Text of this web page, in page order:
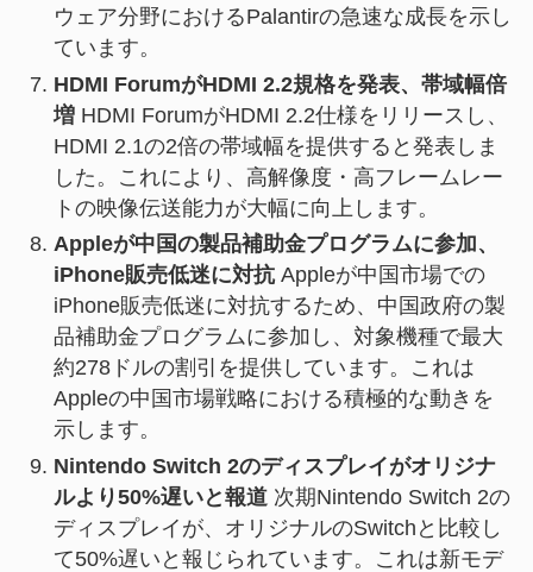
ウェア分野におけるPalantirの急速な成長を示し
ています。
HDMI ForumがHDMI 2.2規格を発表、帯域幅倍
増HDMI ForumがHDMI 2.2仕様をリリースし、
HDMI 2.1の2倍の帯域幅を提供すると発表しま
した。これにより、高解像度・高フレームレー
トの映像伝送能力が大幅に向上します。
Appleが中国の製品補助金プログラムに参加、
iPhone販売低迷に対抗Appleが中国市場での
iPhone販売低迷に対抗するため、中国政府の製
品補助金プログラムに参加し、対象機種で最大
約278ドルの割引を提供しています。これは
Appleの中国市場戦略における積極的な動きを
示します。
Nintendo Switch 2のディスプレイがオリジナ
ルより50%遅いと報道次期Nintendo Switch 2の
ディスプレイが、オリジナルのSwitchと比較し
て50%遅いと報じられています。これは新モデ